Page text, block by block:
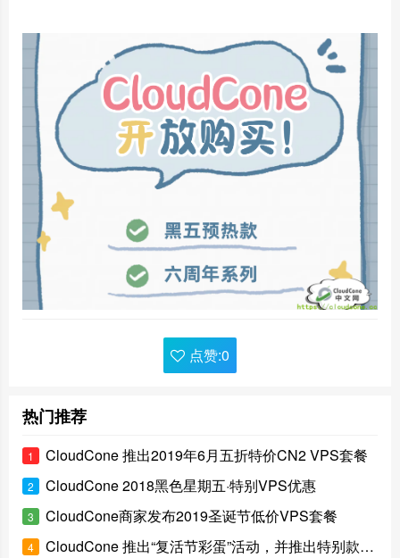
点赞:0
热门推荐
1 CloudCone 推出2019年6月五折特价CN2 VPS套餐
2 CloudCone 2018黑色星期五·特别VPS优惠
3 CloudCone商家发布2019圣诞节低价VPS套餐
4 CloudCone 推出“复活节彩蛋”活动，并推出特别款VPS